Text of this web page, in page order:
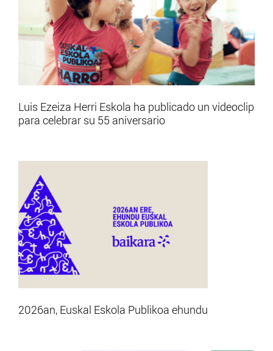
Luis Ezeiza Herri Eskola ha publicado un videoclip
para celebrar su 55 aniversario
2026an, Euskal Eskola Publikoa ehundu